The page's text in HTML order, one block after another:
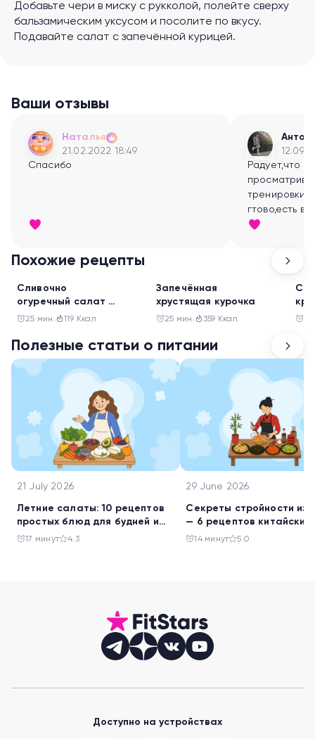
Добавьте чери в миску с рукколой, полейте сверху
бальзамическим уксусом и посолите по вкусу.
Подавайте салат с запечённой курицей.
Ваши отзывы
Наталья
21.02.2022 18:49
Спасибо
Антон
Радует,что
тренировки-
гтово,есть
заниматься:)
Похожие рецепты
Обед
Сливочно
огуречный салат с
котлетами из
25 мин. 119 Ккал
Обед
Запечённая
хрустящая курочка
25 мин. 359 Ккал
и
Полезные статьи о питании
21 July 2026
Летние салаты: 10 рецептов
простых блюд для будней и
праздника
17 минут 4.3
29 June 2026
Секреты стройности из
— 6 рецептов китайских
салатов
14 минут 5.0
Доступно на устройствах